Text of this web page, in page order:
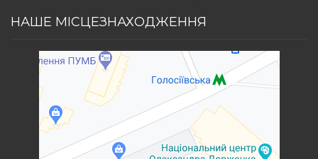
НАШЕ МІСЦЕЗНАХОДЖЕННЯ